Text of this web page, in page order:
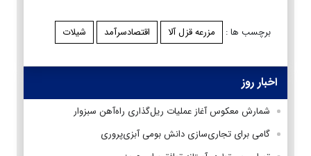
برچسب ها : مزرعه قزل آلا اقتصادسرآمد شیلات
اخبار روز
شمارش معکوس آغاز عملیات ریل‌گذاری راه‌آهن سبزوار
گامی برای تجاری‌سازی دانش بومی آبزی‌پروری